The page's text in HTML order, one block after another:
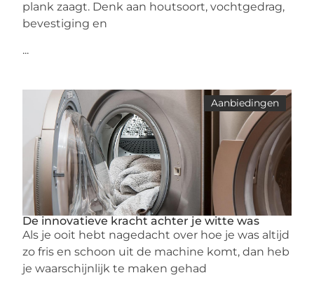
plank zaagt. Denk aan houtsoort, vochtgedrag,
bevestiging en
...
Aanbiedingen
De innovatieve kracht achter je witte was
Als je ooit hebt nagedacht over hoe je was altijd
zo fris en schoon uit de machine komt, dan heb
je waarschijnlijk te maken gehad